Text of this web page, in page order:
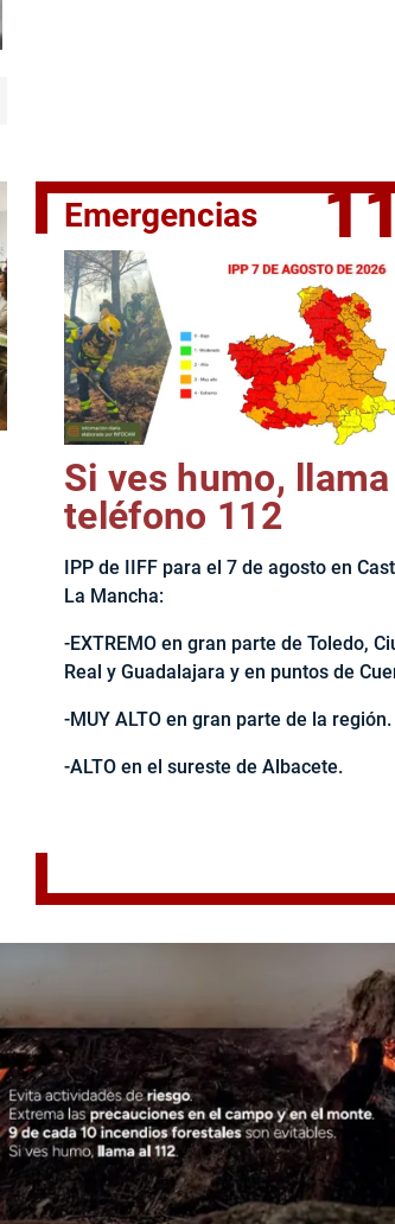
El jefe del Ejecutivo castellanomanchego,
Emergencias
Si ves humo,
teléfono 112
IPP de IIFF para el 7 de agosto en
La Mancha:
-EXTREMO en gran parte de Toledo,
Real y Guadalajara y en puntos de
-MUY ALTO en gran parte de la región.
-ALTO en el sureste de Albacete.